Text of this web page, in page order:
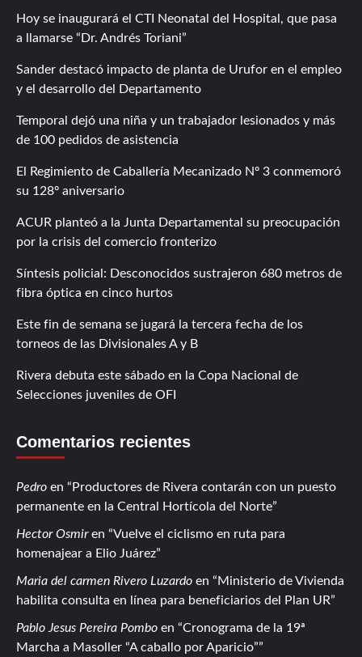
Hoy se inaugurará el CTI Neonatal del Hospital, que pasa
a llamarse “Dr. Andrés Toriani”
Sander destacó impacto de planta de Urufor en el empleo
y el desarrollo del Departamento
Temporal dejó una niña y un trabajador lesionados y más
de 100 pedidos de asistencia
El Regimiento de Caballería Mecanizado Nº 3 conmemoró
su 128º aniversario
ACUR planteó a la Junta Departamental su preocupación
por la crisis del comercio fronterizo
Síntesis policial: Desconocidos sustrajeron 680 metros de
fibra óptica en cinco hurtos
Este fin de semana se jugará la tercera fecha de los
torneos de las Divisionales A y B
Rivera debuta este sábado en la Copa Nacional de
Selecciones juveniles de OFI
Comentarios recientes
Pedro en
Productores de Rivera contarán con un puesto
permanente en la Central Hortícola del Norte
Hector Osmiren
Vuelve el ciclismo en ruta para
homenajear a Elio Juárez
Maria del carmen Rivero Luzardo en
Ministerio de Vivienda
habilita consulta en línea para beneficiarios del Plan UR
Pablo Jesus Pereira Pombo en
Cronograma de la 19ª
Marcha a Masoller “A caballo por Aparicio”